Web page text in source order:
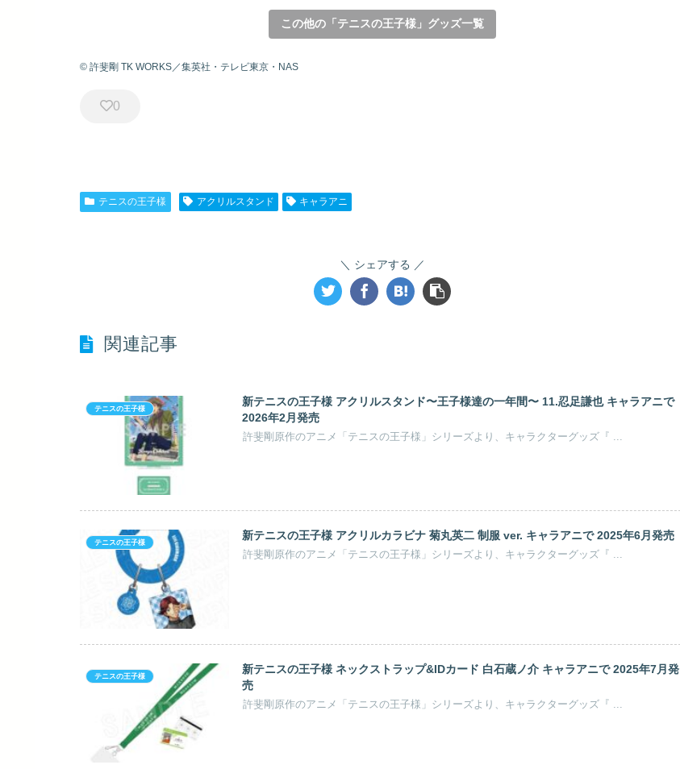
この他の「テニスの王子様」グッズ一覧
© 許斐剛 TK WORKS／集英社・テレビ東京・NAS
0
テニスの王子様 アクリルスタンド キャラアニ
シェアする
関連記事
テニスの王子様
新テニスの王子様 アクリルスタンド〜王子様達の一年間〜 11.忍足謙也 キャラアニで
2026年2月発売
テニスの王子様
新テニスの王子様 アクリルカラビナ 菊丸英二 制服 ver. キャラアニで 2025年6月発売
許斐剛原作のアニメ「テニスの王子様」シリーズより、キャラクターグッズ『 ...
テニスの王子様
新テニスの王子様 ネックストラップ&IDカード 白石蔵ノ介 キャラアニで 2025年7月発
売
許斐剛原作のアニメ「テニスの王子様」シリーズより、キャラクターグッズ『 ...